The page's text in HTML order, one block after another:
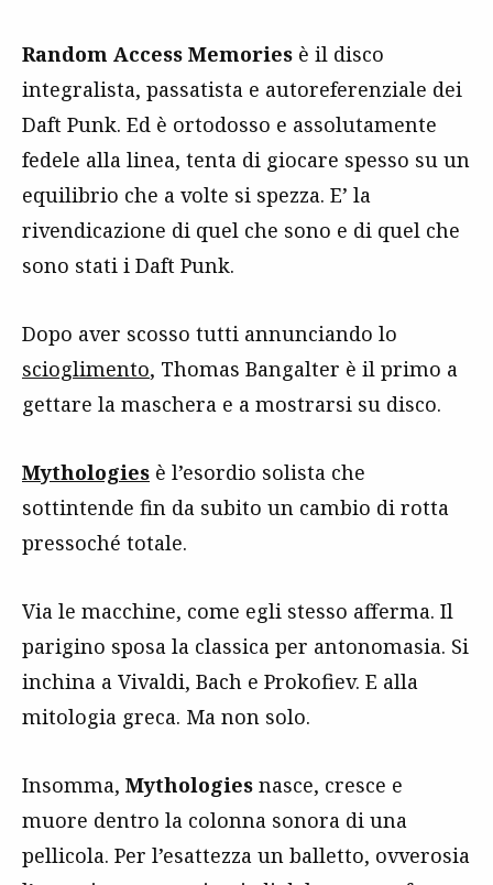
Random Access Memories è il disco
integralista, passatista e autoreferenziale dei
Daft Punk. Ed è ortodosso e assolutamente
fedele alla linea, tenta di giocare spesso su un
equilibrio che a volte si spezza. E’ la
rivendicazione di quel che sono e di quel che
sono stati i Daft Punk.
Dopo aver scosso tutti annunciando lo
scioglimento, Thomas Bangalter è il primo a
gettare la maschera e a mostrarsi su disco.
Mythologies è l’esordio solista che
sottintende fin da subito un cambio di rotta
pressoché totale.
Via le macchine, come egli stesso afferma. Il
parigino sposa la classica per antonomasia. Si
inchina a Vivaldi, Bach e Prokofiev. E alla
mitologia greca. Ma non solo.
Insomma, Mythologies nasce, cresce e
muore dentro la colonna sonora di una
pellicola. Per l’esattezza un balletto, ovverosia